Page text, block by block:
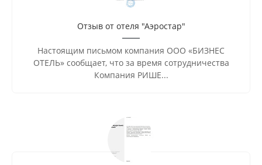
Отзыв от отеля "Аэростар"
Настоящим письмом компания ООО «БИЗНЕС
ОТЕЛЬ» сообщает, что за время сотрудничества
Компания РИШЕ...